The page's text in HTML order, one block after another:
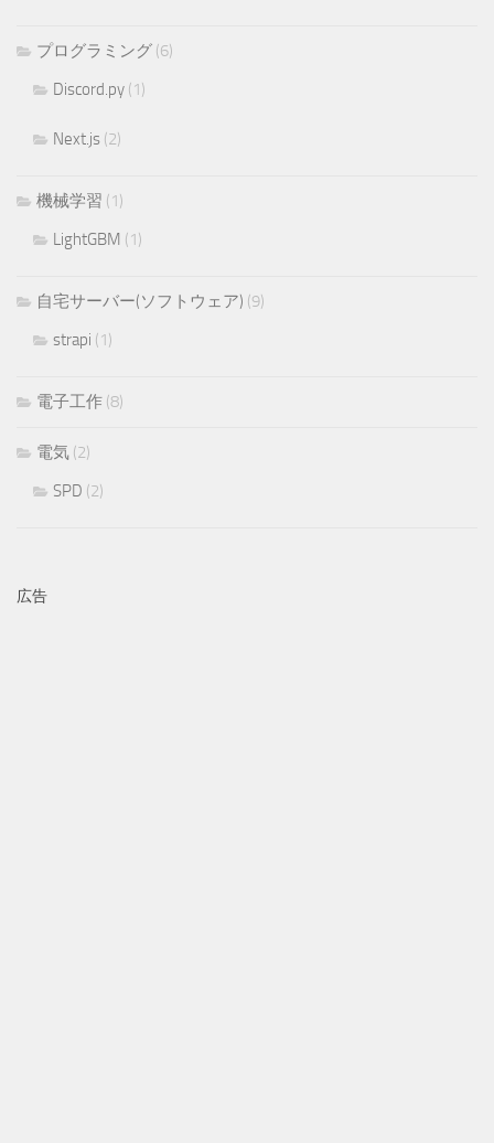
プログラミング (6)
Discord.py (1)
Next.js (2)
機械学習 (1)
LightGBM (1)
自宅サーバー(ソフトウェア) (9)
strapi (1)
電子工作 (8)
電気 (2)
SPD (2)
広告